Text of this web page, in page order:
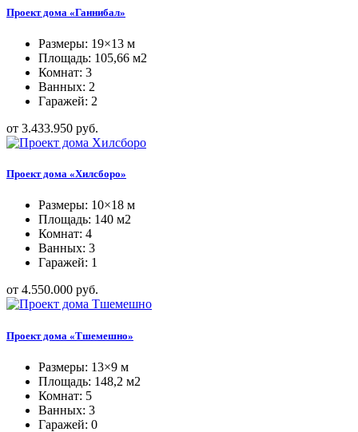
Проект дома «Ганнибал»
Размеры: 19×13 м
Площадь: 105,66 м2
Комнат: 3
Ванных: 2
Гаражей: 2
от 3.433.950 руб.
Проект дома «Хилсборо»
Размеры: 10×18 м
Площадь: 140 м2
Комнат: 4
Ванных: 3
Гаражей: 1
от 4.550.000 руб.
Проект дома «Тшемешно»
Размеры: 13×9 м
Площадь: 148,2 м2
Комнат: 5
Ванных: 3
Гаражей: 0